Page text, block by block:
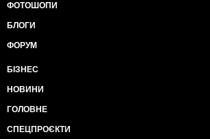
ФОТОШОПИ
БЛОГИ
ФОРУМ
БІЗНЕС
НОВИНИ
ГОЛОВНЕ
СПЕЦПРОЄКТИ